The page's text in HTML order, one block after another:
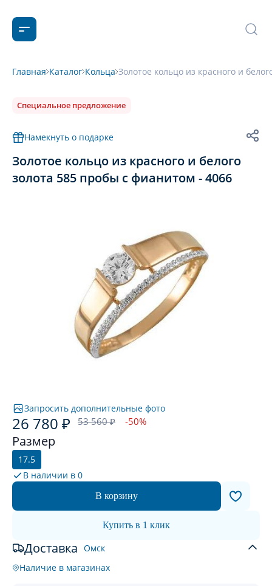
Главная Каталог Кольца Золотое кольцо из красного и
Специальное предложение
Намекнуть о подарке
Золотое кольцо из красного и белого
золота 585 пробы с фианитом - 4066
Запросить дополнительные фото
26 780 ₽ 53 560 ₽ -50%
Размер
17.5
В наличии в 0
В корзину
Купить в 1 клик
Доставка Омск
Наличие в магазинах